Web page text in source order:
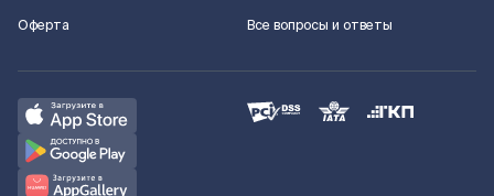
Оферта
Все вопросы и ответы